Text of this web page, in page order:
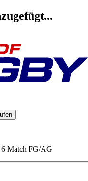
6 Match FG/AG